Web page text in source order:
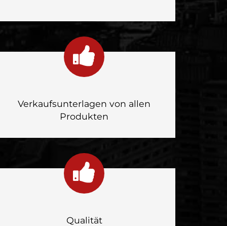
Verkaufsunterlagen von allen
Produkten
Qualität